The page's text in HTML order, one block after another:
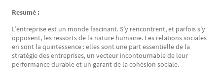
Resumé :
L’entreprise est un monde fascinant. S’y rencontrent, et parfois s’y
opposent, les ressorts de la nature humaine. Les relations sociales
en sont la quintessence : elles sont une part essentielle de la
stratégie des entreprises, un vecteur incontournable de leur
performance durable et un garant de la cohésion sociale.